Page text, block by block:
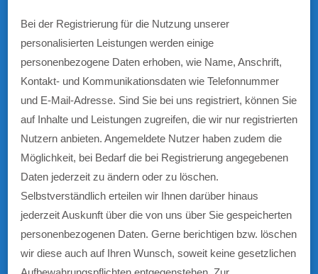
Bei der Registrierung für die Nutzung unserer
personalisierten Leistungen werden einige
personenbezogene Daten erhoben, wie Name, Anschrift,
Kontakt- und Kommunikationsdaten wie Telefonnummer
und E-Mail-Adresse. Sind Sie bei uns registriert, können Sie
auf Inhalte und Leistungen zugreifen, die wir nur registrierten
Nutzern anbieten. Angemeldete Nutzer haben zudem die
Möglichkeit, bei Bedarf die bei Registrierung angegebenen
Daten jederzeit zu ändern oder zu löschen.
Selbstverständlich erteilen wir Ihnen darüber hinaus
jederzeit Auskunft über die von uns über Sie gespeicherten
personenbezogenen Daten. Gerne berichtigen bzw. löschen
wir diese auch auf Ihren Wunsch, soweit keine gesetzlichen